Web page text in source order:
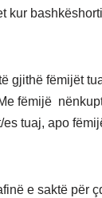
kur
gjithë fëmijët
fëmijë
tuaj, apo
e saktë për